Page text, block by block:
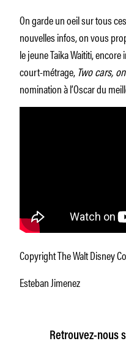
On garde un oeil sur tous
nouvelles infos, on vous
le jeune Taika Waititi,
court-métrage, Two cars,
nomination à l’Oscar du
Copyright The Walt Disney
Esteban Jimenez
Retrouvez-nous